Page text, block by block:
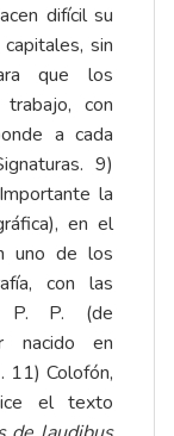
difícil su
sin
que los
con
a cada
9)
la
en el
uno de los
con las
P. P. (de
nacido en
Colofón,
el texto